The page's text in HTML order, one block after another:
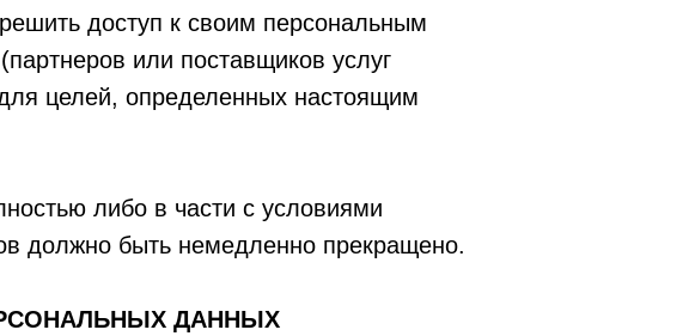
доступ к своим персональным
или поставщиков услуг
целей, определенных настоящим
либо в части с условиями
должно быть немедленно прекращено.
ДАННЫХ